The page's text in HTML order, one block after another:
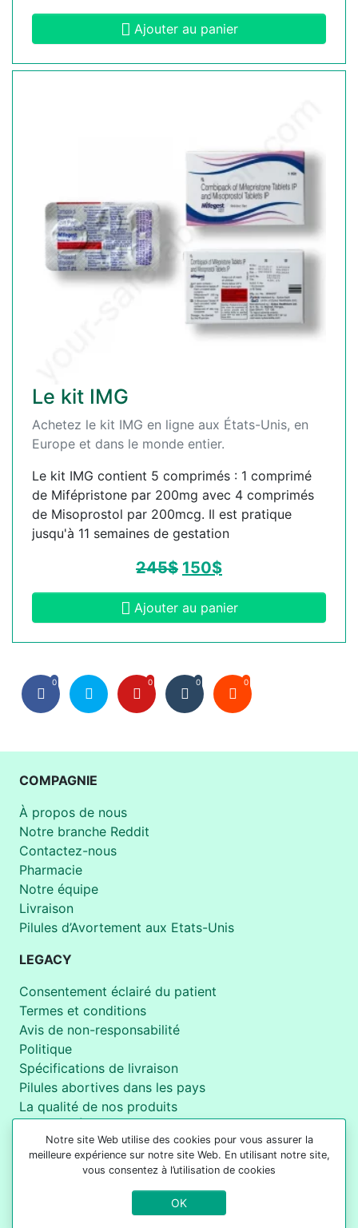
Ajouter au panier
Le kit IMG
Achetez le kit IMG en ligne aux États-Unis, en
Europe et dans le monde entier.
Le kit IMG contient 5 comprimés : 1 comprimé
de Mifépristone par 200mg avec 4 comprimés
de Misoprostol par 200mcg. Il est pratique
jusqu'à 11 semaines de gestation
245$ 150$
Ajouter au panier
0 0 0 0
COMPAGNIE
À propos de nous
Notre branche Reddit
Contactez-nous
Pharmacie
Notre équipe
Livraison
Pilules d’Avortement aux Etats-Unis
LEGACY
Consentement éclairé du patient
Termes et conditions
Avis de non-responsabilité
Politique
Spécifications de livraison
Pilules abortives dans les pays
La qualité de nos produits
DMCA
POUR LES CLIENTS
Notre site Web utilise des cookies pour vous assurer la
meilleure expérience sur notre site Web. En utilisant notre site,
vous consentez à l’utilisation de cookies
OK